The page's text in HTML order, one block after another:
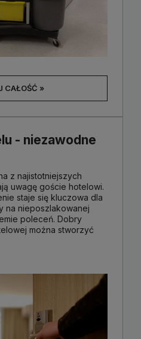
CAŁOŚĆ »
- niezawodne
z najistotniejszych
uwagę goście hotelowi.
staje się kluczowa dla
na nieposzlakowanej
poleceń. Dobry
można stworzyć